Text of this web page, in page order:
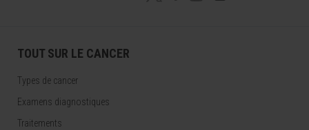
TOUT SUR LE CANCER
Types de cancer
Examens diagnostiques
Traitements